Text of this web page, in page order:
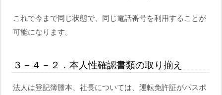
これで今まで同じ状態で、同じ電話番号を利用することが
可能になります。
３－４－２．本人性確認書類の取り揃え
法人は登記簿謄本、社長については、運転免許証がパスポ